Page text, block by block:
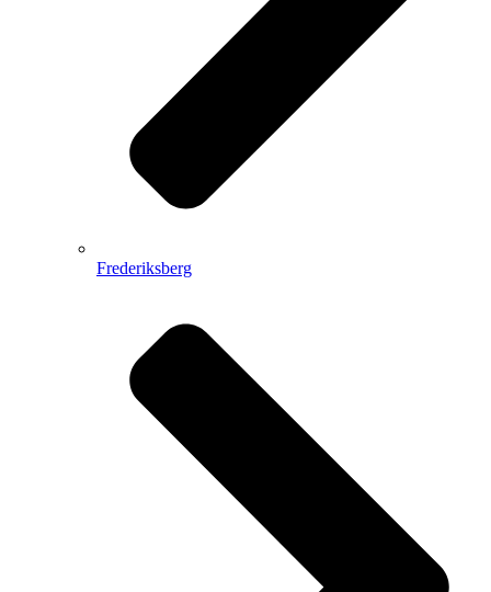
Frederiksberg